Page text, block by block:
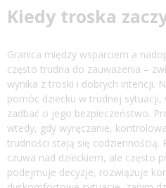
Kiedy troska
Granica między wsparciem a
często trudna do zauważenia –
wynika z troski i dobrych intencji.
pomóc dziecku w trudnej
zadbać o jego bezpieczeństwo.
wtedy, gdy wyręczanie,
trudności stają się codziennością.
czuwa nad dzieckiem, ale często
podejmuje decyzje, rozwiązuje